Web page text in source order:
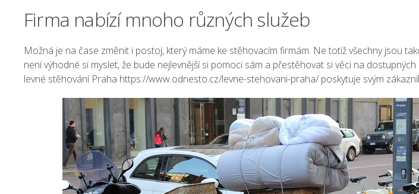
Firma nabízí mnoho různých služeb
Možná je na čase změnit i postoj, který máme ke stěhovacím firmám. Ne totiž všechny jsou
není výhodné si myslet, že bude nejlevnější si pomoci sám a přestěhovat si věci na
levné stěhování Praha https://www.odnesto.cz/levne-stehovani-praha/ poskytuje svým